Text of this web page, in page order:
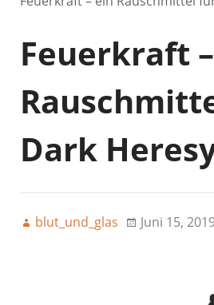
Feuerkraft
Dark
blut_und_glas Juni 15,